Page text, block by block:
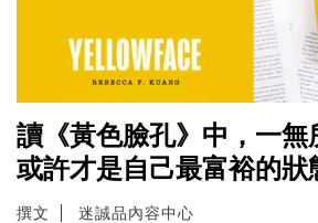
讀《黃色臉孔》中，一無
或許才是自己最富裕的狀
撰文 迷誠品內容中心